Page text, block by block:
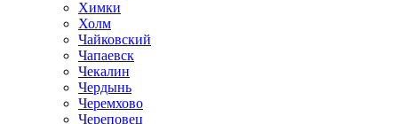
Химки
Холм
Чайковский
Чапаевск
Чекалин
Чердынь
Черемхово
Череповец